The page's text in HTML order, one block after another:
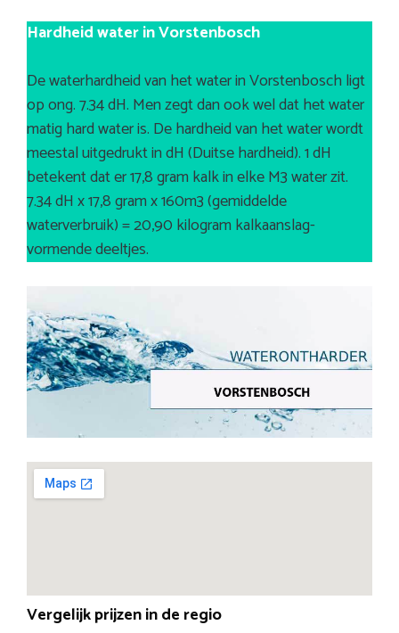
Hardheid water in Vorstenbosch
De waterhardheid van het water in Vorstenbosch ligt
op ong. 7.34 dH. Men zegt dan ook wel dat het water
matig hard water is. De hardheid van het water wordt
meestal uitgedrukt in dH (Duitse hardheid). 1 dH
betekent dat er 17,8 gram kalk in elke M3 water zit.
7.34 dH x 17,8 gram x 160m3 (gemiddelde
waterverbruik) = 20,90 kilogram kalkaanslag-
vormende deeltjes.
Vergelijk prijzen in de regio